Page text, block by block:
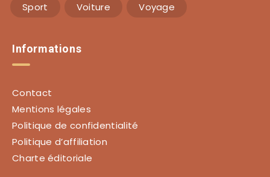
Sport Voiture Voyage
Informations
Contact
Mentions légales
Politique de confidentialité
Politique d’affiliation
Charte éditoriale